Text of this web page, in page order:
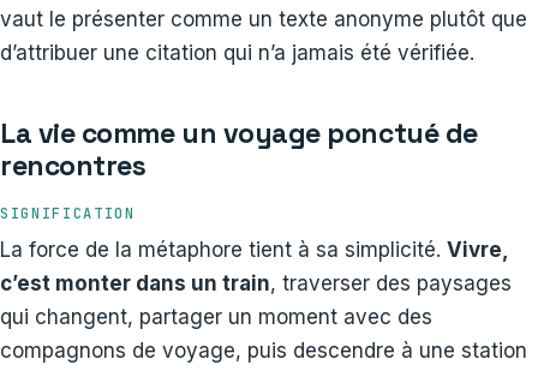
vaut le présenter comme un texte anonyme plutôt que
d’attribuer une citation qui n’a jamais été vérifiée.
La vie comme un voyage ponctué de
rencontres
SIGNIFICATION
La force de la métaphore tient à sa simplicité. Vivre,
c’est monter dans un train, traverser des paysages
qui changent, partager un moment avec des
compagnons de voyage, puis descendre à une station